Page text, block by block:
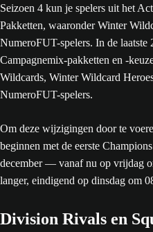
Seizoen 4 kun je spelers uit het
Pakketten, waaronder Winter
NumeroFUT-spelers. In de
Campagnemix-pakketten en -
Wildcards, Winter Wildcard
NumeroFUT-spelers.
Om deze wijzigingen door te
beginnen met de eerste
december — vanaf nu op vrijdag
langer, eindigend op dinsdag om
Division Rivals en